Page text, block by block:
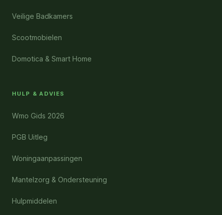
Veilige Badkamers
Scootmobielen
Domotica & Smart Home
HULP & ADVIES
Wmo Gids 2026
PGB Uitleg
Woningaanpassingen
Mantelzorg & Ondersteuning
Hulpmiddelen